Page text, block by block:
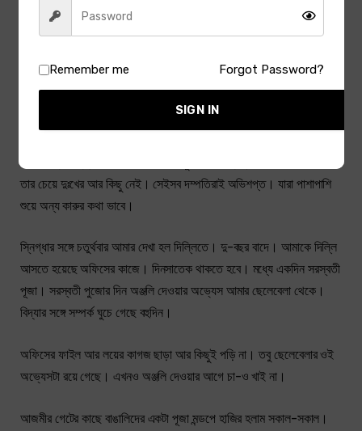
মানুষের মতন আমারও ইচ্ছে করে মেয়েদের সঙ্গে মিশতে, নিরালায় কোনও মেয়ের
মুখোমুখি বসতে। শরীরের মধ্যেও তুফান। ওঠে। ইচ্ছে করে কোনও মেয়ের শরীরের
স্নিগ্ধার কথা মনে পড়ে। অন্য কোনও মেয়ের হাত ছুঁয়েও মনে হয়, স্নিগ্ধাকে
তার চেয়ে দুঃখের আর কিছু নেই। সেইসব দম্পতিরাই অভিশপ্ত। যারা পাশাপাশি
শুয়ে অন্য কারুর কথা ভাবে।
স্নিগ্ধার সঙ্গে চতুর্থবার আমার দেখা হল দিল্লিতে। দু-বছর বাদে। আমাকে দিল্লি
আসতে হয়েছে অফিসের কাজে। দিনসাতেক থাকতে হবে। মধ্যে একদিন সরস্বতী
পূজা। সরস্বতী পুজোর দিন অঞ্জলি দেওয়ার অভ্যেস আমার ছেলেবেলা থেকে।
বিদ্যার সঙ্গে সম্পর্ক ঘুচে গেছে বহুদিন।
অফিসের ফাইল আর লয়ের কাগজ ছাড়া আর কিছুই পড়ি না। তবু ছেলেবেলার ওই
অভ্যেসটা রয়ে গেছে। এখনও অঞ্জলি দেওয়ার আগে চা-ও খাই না।
আজমীর গেটের কাছে বাঙালিদের একটা পূজা মন্ডপে হাজির হলাম সকাল-সকাল।
Remember me Forgot Password?
SIGN IN